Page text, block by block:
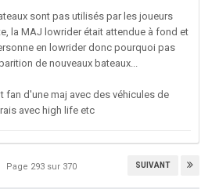
sont pas utilisés par les joueurs
la MAJ lowrider était attendue à fond et
en lowrider donc pourquoi pas
de nouveaux bateaux...
fan d'une maj avec des véhicules de
avec high life etc
SUIVANT
Page 293 sur 370